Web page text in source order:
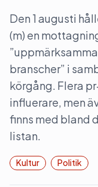
Den 1 augusti
(m) en
branscher” i
körgång. Flera
influerare, men
finns med bland
listan.
Kultur Politik